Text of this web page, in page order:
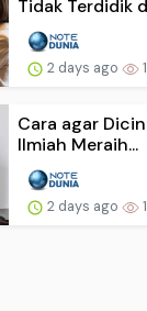
Tidak Terdidik
2 days ago
Cara agar
Ilmiah Meraih...
2 days ago